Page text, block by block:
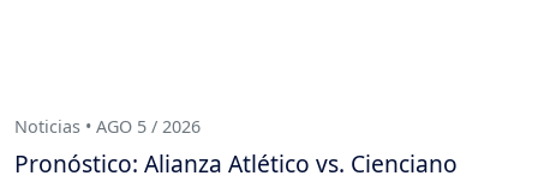
Noticias • AGO 5 / 2026
Pronóstico: Alianza Atlético vs. Cienciano